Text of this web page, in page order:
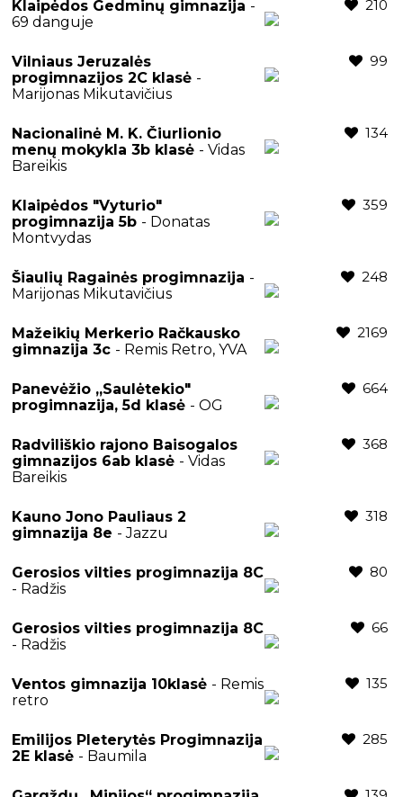
Klaipėdos Gedminų gimnazija -
69 danguje
210
Vilniaus Jeruzalės
progimnazijos 2C klasė -
Marijonas Mikutavičius
99
Nacionalinė M. K. Čiurlionio
menų mokykla 3b klasė - Vidas
Bareikis
134
Klaipėdos "Vyturio"
progimnazija 5b - Donatas
Montvydas
359
Šiaulių Ragainės progimnazija -
Marijonas Mikutavičius
248
Mažeikių Merkerio Račkausko
gimnazija 3c - Remis Retro, YVA
2169
Panevėžio ,,Saulėtekio"
progimnazija, 5d klasė - OG
664
Radviliškio rajono Baisogalos
gimnazijos 6ab klasė - Vidas
Bareikis
368
Kauno Jono Pauliaus 2
gimnazija 8e - Jazzu
318
Gerosios vilties progimnazija 8C
- Radžis
80
Gerosios vilties progimnazija 8C
- Radžis
66
Ventos gimnazija 10klasė - Remis
retro
135
Emilijos Pleterytės Progimnazija
2E klasė - Baumila
285